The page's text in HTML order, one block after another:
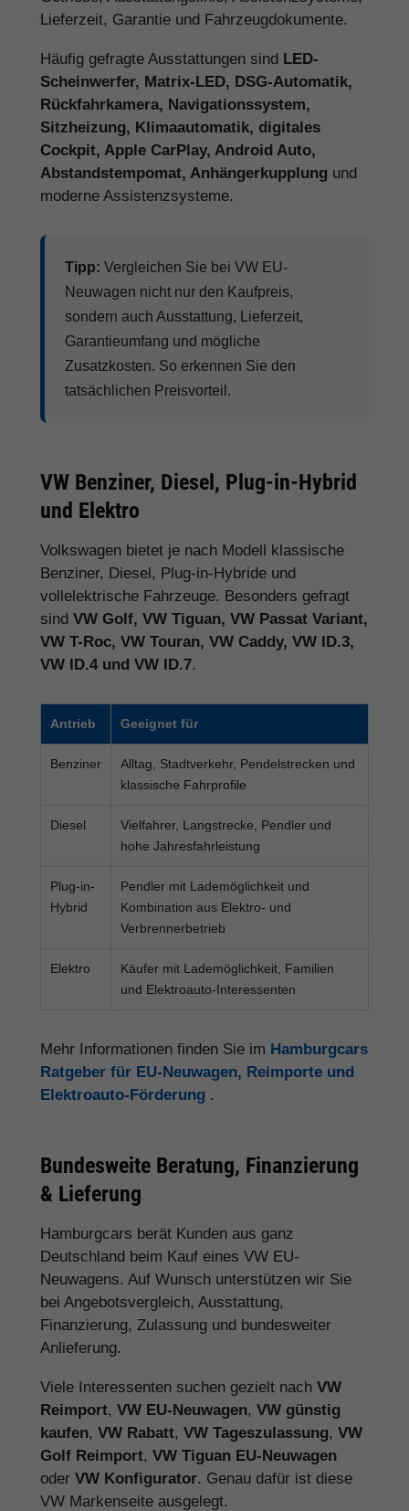
Lieferzeit, Garantie und Fahrzeugdokumente.
Häufig gefragte Ausstattungen sind LED-
Scheinwerfer, Matrix-LED, DSG-Automatik,
Rückfahrkamera, Navigationssystem,
Sitzheizung, Klimaautomatik, digitales
Cockpit, Apple CarPlay, Android Auto,
Abstandstempomat, Anhängerkupplung und
moderne Assistenzsysteme.
Tipp: Vergleichen Sie bei VW EU-
Neuwagen nicht nur den Kaufpreis,
sondern auch Ausstattung, Lieferzeit,
Garantieumfang und mögliche
Zusatzkosten. So erkennen Sie den
tatsächlichen Preisvorteil.
VW Benziner, Diesel, Plug-in-Hybrid
und Elektro
Volkswagen bietet je nach Modell klassische
Benziner, Diesel, Plug-in-Hybride und
vollelektrische Fahrzeuge. Besonders gefragt
sind VW Golf, VW Tiguan, VW Passat Variant,
VW T-Roc, VW Touran, VW Caddy, VW ID.3,
VW ID.4 und VW ID.7.
Antrieb Geeignet für
Benziner
Alltag, Stadtverkehr, Pendelstrecken und
klassische Fahrprofile
Diesel
Vielfahrer, Langstrecke, Pendler und
hohe Jahresfahrleistung
Plug-in-
Hybrid
Pendler mit Lademöglichkeit und
Kombination aus Elektro- und
Verbrennerbetrieb
Elektro
Käufer mit Lademöglichkeit, Familien
und Elektroauto-Interessenten
Mehr Informationen finden Sie im Hamburgcars
Ratgeber für EU-Neuwagen, Reimporte und
Elektroauto-Förderung .
Bundesweite Beratung, Finanzierung
& Lieferung
Hamburgcars berät Kunden aus ganz
Deutschland beim Kauf eines VW EU-
Neuwagens. Auf Wunsch unterstützen wir Sie
bei Angebotsvergleich, Ausstattung,
Finanzierung, Zulassung und bundesweiter
Anlieferung.
Viele Interessenten suchen gezielt nach VW
Reimport, VW EU-Neuwagen, VW günstig
kaufen, VW Rabatt, VW Tageszulassung, VW
Golf Reimport, VW Tiguan EU-Neuwagen
oder VW Konfigurator. Genau dafür ist diese
VW Markenseite ausgelegt.